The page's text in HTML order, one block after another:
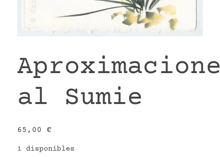
al Sumie
65,00 €
1 disponibles